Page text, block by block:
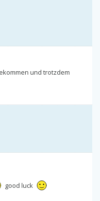
und trotzdem
good luck